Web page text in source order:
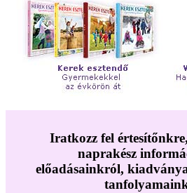
Iratkozz fel
naprakész
előadásainkról,